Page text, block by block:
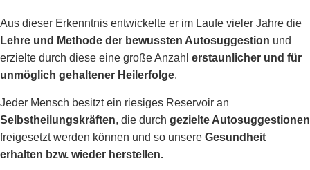
Aus dieser Erkenntnis entwickelte er im Laufe vieler Jahre die
Lehre und Methode der bewussten Autosuggestion und
erzielte durch diese eine große Anzahl erstaunlicher und für
unmöglich gehaltener Heilerfolge.
Jeder Mensch besitzt ein riesiges Reservoir an
Selbstheilungskräften, die durch gezielte Autosuggestionen
freigesetzt werden können und so unsere Gesundheit
erhalten bzw. wieder herstellen.